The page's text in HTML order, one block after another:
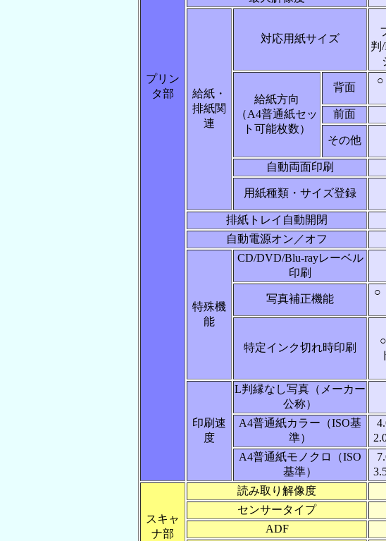
プリン
タ部
給紙・
排紙関
連
対応用紙サイズ
判
給紙方向
（A4普通紙セッ
ト可能枚数）
背面
○
前面
その他
自動両面印刷
用紙種類・サイズ登録
排紙トレイ自動開閉
自動電源オン／オフ
特殊機
能
CD/DVD/Blu-rayレーベル
印刷
写真補正機能
○
特定インク切れ時印刷
印刷速
度
L判縁なし写真（メーカー
公称）
A4普通紙カラー（ISO基
準）
A4普通紙モノクロ（ISO
基準）
スキャ
ナ部
読み取り解像度
センサータイプ
ADF